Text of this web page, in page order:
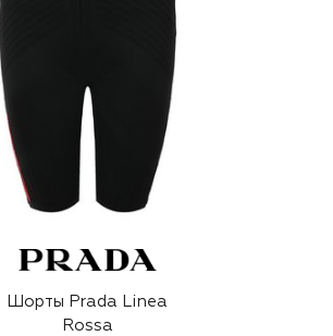
Шорты Prada Linea
Rossa